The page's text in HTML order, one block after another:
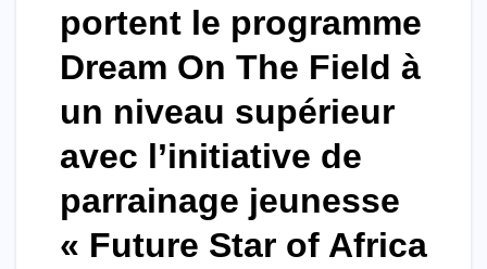
portent le programme
Dream On The Field à
un niveau supérieur
avec l’initiative de
parrainage jeunesse
« Future Star of Africa